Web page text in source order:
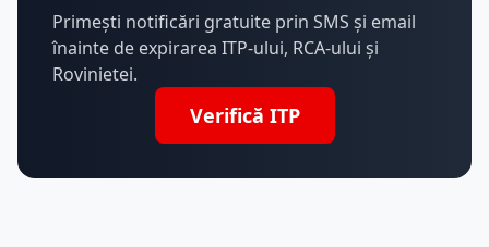
Primești notificări gratuite prin SMS și email
înainte de expirarea ITP-ului, RCA-ului și
Rovinietei.
Verifică ITP